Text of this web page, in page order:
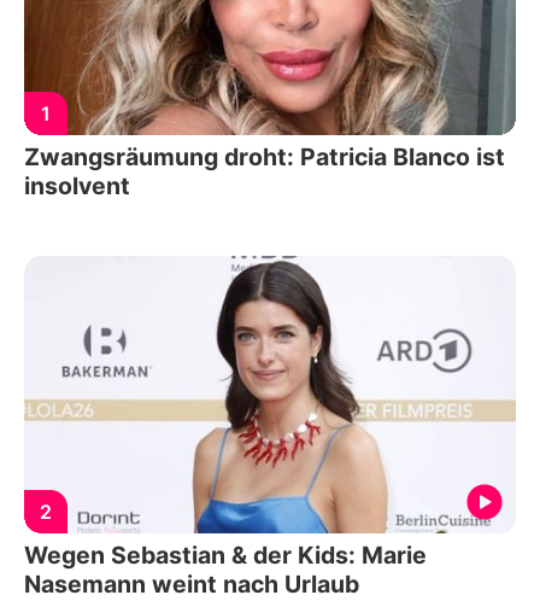
1
Zwangsräumung droht: Patricia Blanco ist
insolvent
2
Wegen Sebastian & der Kids: Marie
Nasemann weint nach Urlaub